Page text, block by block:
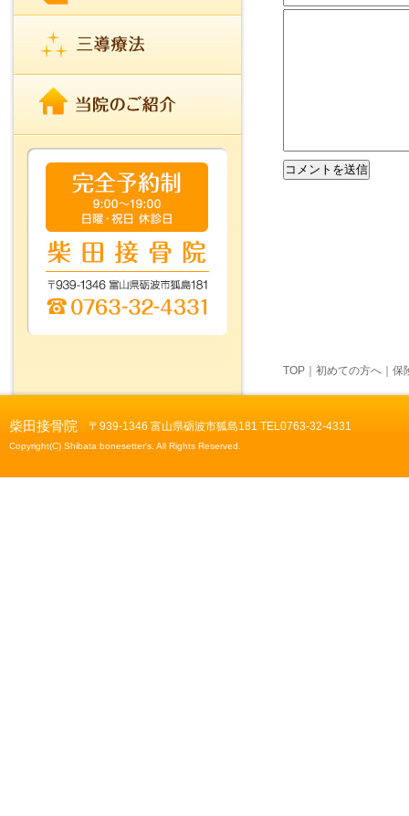
TOP 初めての方へ 保
柴田接骨院 〒939-1346 富山県砺波市狐島181 TEL0763-32-4331
Copyright(C) Shibata bonesetter's. All Rights Reserved.